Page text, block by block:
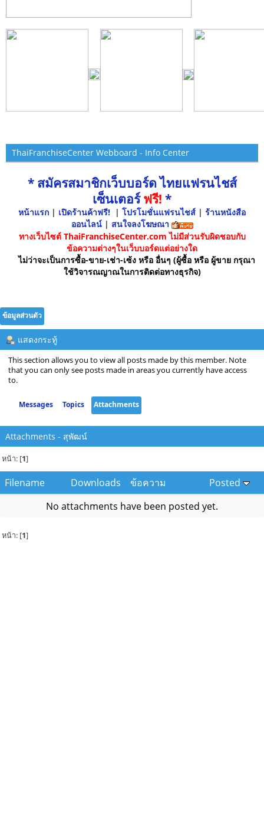
ThaiFranchiseCenter Webboard - Info Center
* สมัครสมาชิกเว็บบอร์ด ไทยแฟรนไชส์
เซ็นเตอร์ฟรี! *
หน้าแรก | เปิดร้านค้าฟรี! | โปรโมชั่นแฟรนไชส์ | ร้านหนังสือ
ออนไลน์ | สนใจลงโฆษณา
ทางเว็บไซต์ ThaiFranchiseCenter.com ไม่มีส่วนรับผิดชอบกับ
ข้อความต่างๆในเว็บบอร์ดแต่อย่างใด
ไม่ว่าจะเป็นการซื้อ-ขาย-เช่า-เซ้ง หรือ อื่นๆ (ผู้ซื้อ หรือ ผู้ขาย กรุณา
ใช้วิจารณญาณในการติดต่อทางธุรกิจ)
ข้อมูลส่วนตัว
แสดงกระทู้
This section allows you to view all posts made by this member. Note
that you can only see posts made in areas you currently have access
to.
Messages Topics Attachments
Attachments - สุพัฒน์
หน้า: [1]
Filename Downloads ข้อความ
Posted
No attachments have been posted yet.
หน้า: [1]